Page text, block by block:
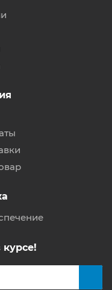
курсе!